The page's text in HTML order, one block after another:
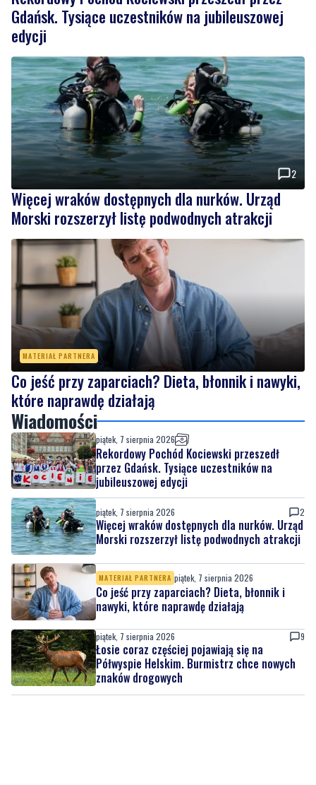
Gdańsk. Tysiące uczestników na jubileuszowej
edycji
2
Więcej wraków dostępnych dla nurków. Urząd
Morski rozszerzył listę podwodnych atrakcji
MATERIAŁ PARTNERA
Co jeść przy zaparciach? Dieta, błonnik i nawyki,
które naprawdę działają
Wiadomości
piątek, 7 sierpnia 2026
Rekordowy Pochód Kociewski przeszedł
przez Gdańsk. Tysiące uczestników na
jubileuszowej edycji
piątek, 7 sierpnia 2026 2
Więcej wraków dostępnych dla nurków. Urząd
Morski rozszerzył listę podwodnych atrakcji
MATERIAŁ PARTNERA piątek, 7 sierpnia 2026
Co jeść przy zaparciach? Dieta, błonnik i
nawyki, które naprawdę działają
piątek, 7 sierpnia 2026 9
Łosie coraz częściej pojawiają się na
Półwyspie Helskim. Burmistrz chce nowych
znaków drogowych